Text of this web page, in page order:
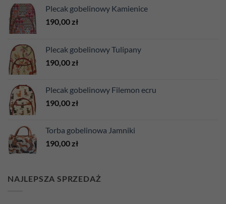
Plecak gobelinowy Kamienice
190,00 zł
Plecak gobelinowy Tulipany
190,00 zł
Plecak gobelinowy Filemon ecru
190,00 zł
Torba gobelinowa Jamniki
190,00 zł
NAJLEPSZA SPRZEDAŻ